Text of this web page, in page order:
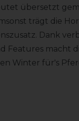
übersetzt
trägt die
Dank
Features macht
Winter für's